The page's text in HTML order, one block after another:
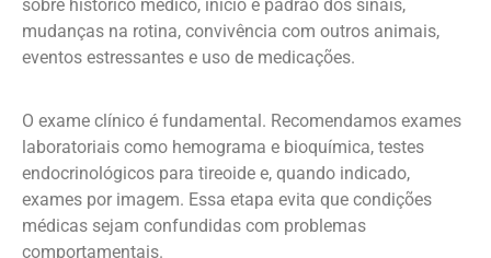
sobre histórico médico, início e padrão dos sinais,
mudanças na rotina, convivência com outros animais,
eventos estressantes e uso de medicações.
O exame clínico é fundamental. Recomendamos exames
laboratoriais como hemograma e bioquímica, testes
endocrinológicos para tireoide e, quando indicado,
exames por imagem. Essa etapa evita que condições
médicas sejam confundidas com problemas
comportamentais.